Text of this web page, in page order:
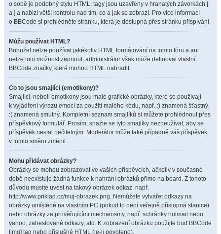
o sobě je podobný stylu HTML, tagy jsou uzavřeny v hranatých závorkách [
a ] a nabízí větší kontrolu nad tím, co a jak se zobrazí. Pro více informací
o BBCode si prohlédněte stránku, která je dostupná přes stránku přispívání.
Můžu používat HTML?
Bohužel nelze používat jakékoliv HTML formátování na tomto fóru a ani
nelze tuto možnost zapnout, administrátor však může definovat vlastní
BBCode značky, které mohou HTML nahradit.
Co to jsou smajlíci (emotikony)?
Smajlíci, neboli emotikony jsou malé grafické obrázky, které se používají
k vyjádření výrazu emocí za použití malého kódu, např. :) znamená šťastný,
:( znamená smutný. Kompletní seznam smajlíků si můžete prohlédnout přes
příspěvkový formulář. Prosím, snažte se tyto smajlíky nezneužívat, aby se
příspěvek nestal nečitelným. Moderátor může také případně váš příspěvek
v tomto směru změnit.
Mohu přidávat obrázky?
Obrázky se mohou zobrazovat ve vašich příspěvcích, ačkoliv v současné
době neexistuje žádná funkce k nahrání obrázků přímo na board. Z tohoto
důvodu musíte uvést na takový obrázek odkaz, např.
http://www.priklad.cz/muj-obrazek.png. Nemůžete vytvářet odkazy na
obrázky umístěné na vlastním PC (pokud to není veřejně přístupná stanice)
nebo obrázky za prověřujícími mechanismy, např. schránky hotmail nebo
yahoo, zaheslované odkazy, atd. K zobrazení obrázku použijte buď BBCode
[img] tag nebo příslušné HTML (je-li povoleno).